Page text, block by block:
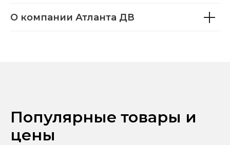
О компании Атланта ДВ
Популярные товары и
цены